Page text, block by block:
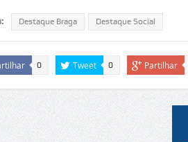
Destaque Braga Destaque Social
0 Tweet 0 Partilhar